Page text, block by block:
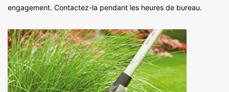
engagement. Contactez-la pendant les heures de bureau.